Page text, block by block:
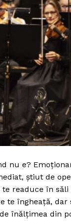
nu e?
știut de
readuce în săli
te îngheață,
înălțimea din